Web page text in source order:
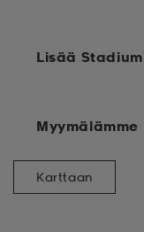
Lisää
Myymälämme
Karttaan